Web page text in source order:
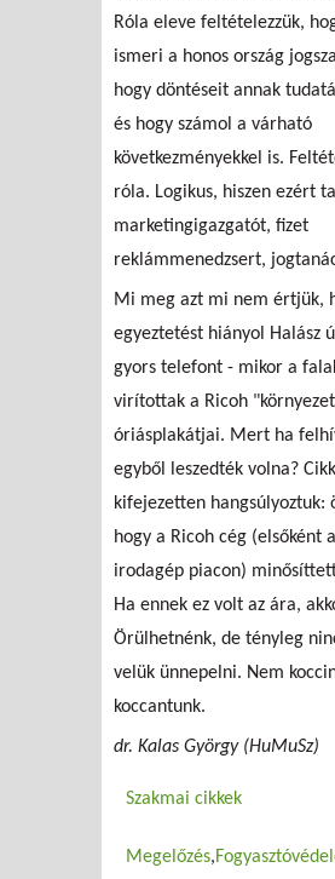
Róla eleve feltételezzük,
ismeri a honos ország
hogy döntéseit annak
és hogy számol a várható
következményekkel is.
róla. Logikus, hiszen ezért
marketingigazgatót, fizet
reklámmenedzsert,
Mi meg azt mi nem értjük,
egyeztetést hiányol Halász
gyors telefont - mikor a
virítottak a Ricoh
óriásplakátjai. Mert ha
egyből leszedték volna?
kifejezetten hangsúlyoztuk:
hogy a Ricoh cég (elsőként
irodagép piacon)
Ha ennek ez volt az ára,
Örülhetnénk, de tényleg
velük ünnepelni. Nem
koccantunk.
dr. Kalas György (HuMuSz)
Szakmai cikkek
Megelőzés